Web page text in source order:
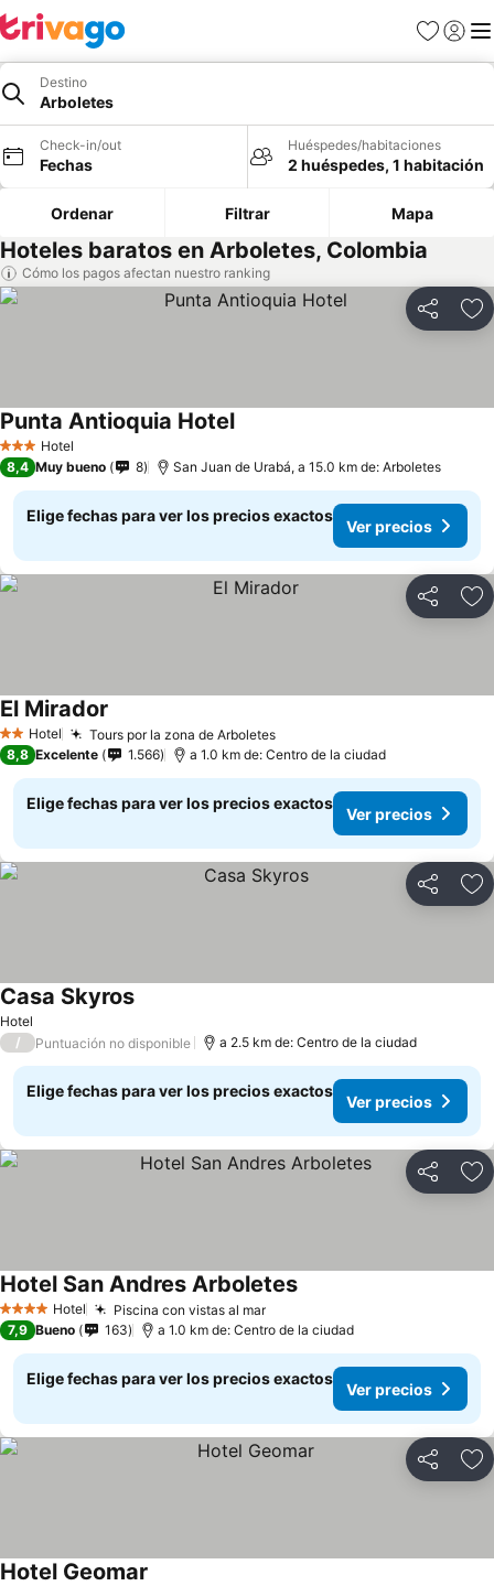
Favoritos
Iniciar
Destino
Arboletes
Check-in/out
Fechas
Huéspedes/habitaciones
2 huéspedes, 1 habitación
Ordenar Filtrar Mapa
Hoteles baratos en Arboletes, Colombia
Cómo los pagos afectan nuestro ranking
Compartir
3 Estrellas
Hotel
Punta Antioquia Hotel
8,4 Muy bueno 8 San Juan de Urabá, a 15.0 km de: Arboletes
Elige fechas para ver los precios exactos
Ver precios
Compartir
2 Estrellas
Hotel Tours por la zona de Arboletes
El Mirador
8,8 Excelente 1.566 a 1.0 km de: Centro de la ciudad
Elige fechas para ver los precios exactos
Ver precios
Compartir
Hotel
Casa Skyros
/ Puntuación no disponible a 2.5 km de: Centro de la ciudad
Elige fechas para ver los precios exactos
Ver precios
Compartir
4 EstrellasHotel Piscina con vistas al mar
Hotel San Andres Arboletes
7,9 Bueno 163 a 1.0 km de: Centro de la ciudad
Elige fechas para ver los precios exactos
Ver precios
Compartir
Hotel Geomar